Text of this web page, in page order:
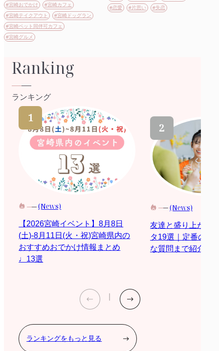
#宮崎おでかけ
#宮崎カフェ
#宮崎テイクアウト
#宮崎ドッグラン
#宮崎ペット同伴可カフェ
#宮崎グルメ
#恋愛
#片思い #失恋
Ranking
ランキング
(News)
【2026宮崎イベント】8月8日
(土)-8月11日(火・祝)宮崎県内の
おすすめおでかけ情報まとめ
♩13選
(News)
友達と盛り上がる
タ19選｜定番の質
な質問まで紹介
ランキングをもっと見る